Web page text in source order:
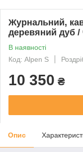
Журнальний,
деревяний дуб /
В наявності
Код: Alpen S
10 350 ₴
Опис